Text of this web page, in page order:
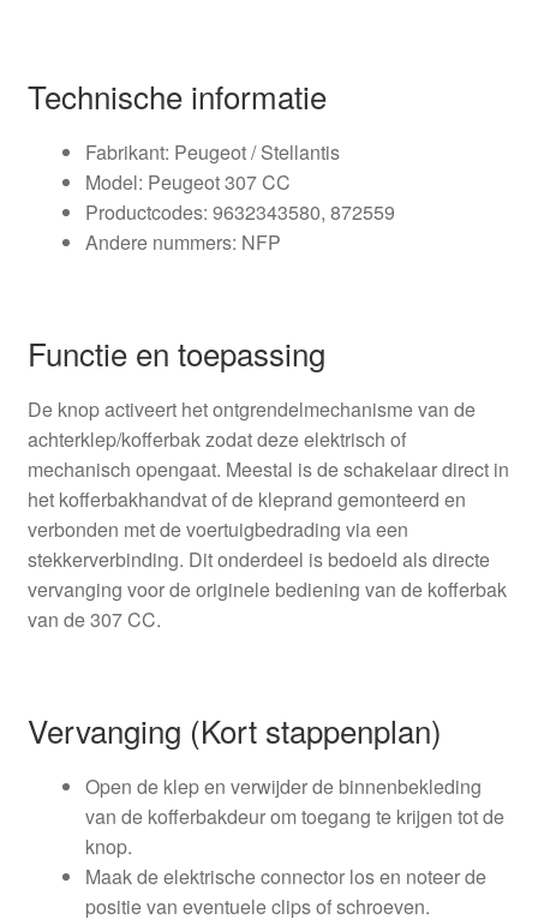
Technische informatie
Fabrikant: Peugeot / Stellantis
Model: Peugeot 307 CC
Productcodes: 9632343580, 872559
Andere nummers: NFP
Functie en toepassing
De knop activeert het ontgrendelmechanisme van de
achterklep/kofferbak zodat deze elektrisch of
mechanisch opengaat. Meestal is de schakelaar direct in
het kofferbakhandvat of de kleprand gemonteerd en
verbonden met de voertuigbedrading via een
stekkerverbinding. Dit onderdeel is bedoeld als directe
vervanging voor de originele bediening van de kofferbak
van de 307 CC.
Vervanging (Kort stappenplan)
Open de klep en verwijder de binnenbekleding
van de kofferbakdeur om toegang te krijgen tot de
knop.
Maak de elektrische connector los en noteer de
positie van eventuele clips of schroeven.